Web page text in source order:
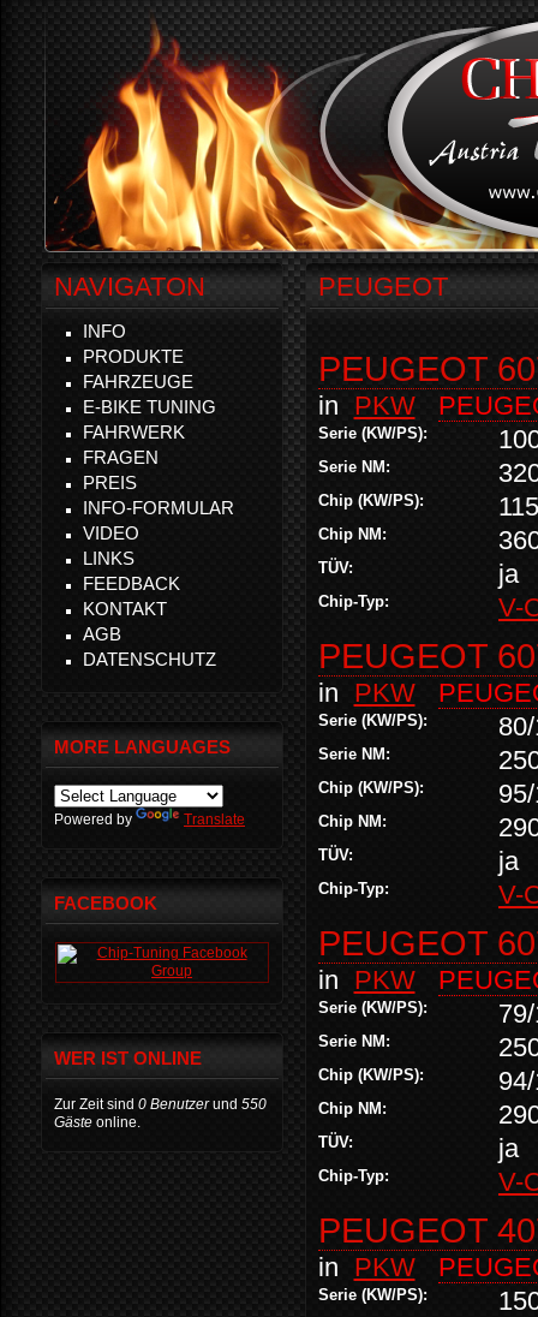
PEUGEOT
PEUGEOT
in PKW
Serie (KW/PS):
Serie NM:
Chip (KW/PS):
Chip NM:
TÜV: ja
Chip-Typ: V-
PEUGEOT
in PKW
Serie (KW/PS):
Serie NM:
Chip (KW/PS):
Chip NM:
TÜV: ja
Chip-Typ: V-
PEUGEOT
in PKW
Serie (KW/PS):
Serie NM:
Chip (KW/PS):
Chip NM:
TÜV: ja
Chip-Typ: V-
PEUGEOT
in PKW
Serie (KW/PS):
NAVIGATON
INFO
PRODUKTE
FAHRZEUGE
E-BIKE TUNING
FAHRWERK
FRAGEN
PREIS
INFO-FORMULAR
VIDEO
LINKS
FEEDBACK
KONTAKT
AGB
DATENSCHUTZ
MORE LANGUAGES
Powered by Translate
FACEBOOK
WER IST ONLINE
Zur Zeit sind 0 Benutzerund 550
Gäste online.